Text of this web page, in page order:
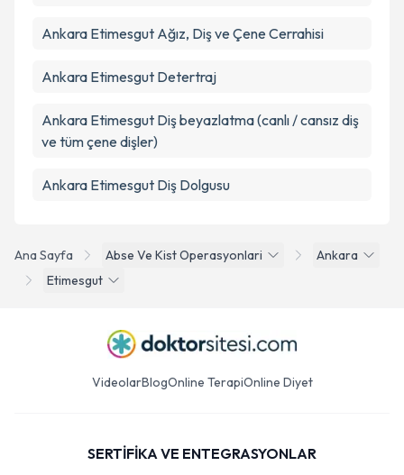
Ana Sayfa Abse Ve Kist Operasyonlari
Ankara
Etimesgut
Ankara Etimesgut Ağız, Diş ve Çene Cerrahisi
Ankara Etimesgut Detertraj
Ankara Etimesgut Diş beyazlatma (canlı / cansız diş
ve tüm çene dişler)
Ankara Etimesgut Diş Dolgusu
VideolarBlogOnline TerapiOnline Diyet
SERTİFİKA VE ENTEGRASYONLAR